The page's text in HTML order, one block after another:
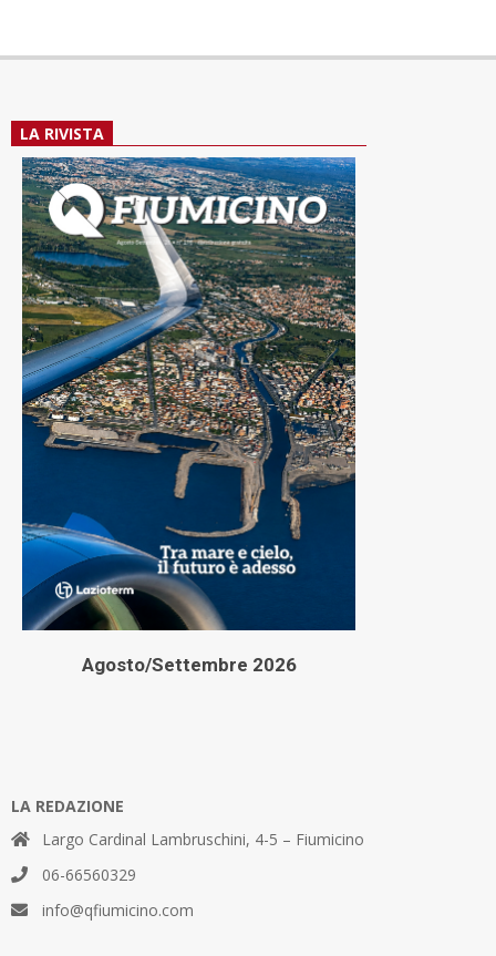
LA RIVISTA
Agosto/Settembre 2026
LA REDAZIONE
Largo Cardinal Lambruschini, 4-5 – Fiumicino
06-66560329
info@qfiumicino.com